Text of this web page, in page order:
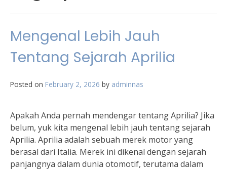
Mengenal Lebih Jauh
Tentang Sejarah Aprilia
Posted on February 2, 2026 by adminnas
Apakah Anda pernah mendengar tentang Aprilia? Jika
belum, yuk kita mengenal lebih jauh tentang sejarah
Aprilia. Aprilia adalah sebuah merek motor yang
berasal dari Italia. Merek ini dikenal dengan sejarah
panjangnya dalam dunia otomotif, terutama dalam